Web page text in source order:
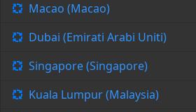
Macao (Macao)
Dubai (Emirati Arabi Uniti)
Singapore (Singapore)
Kuala Lumpur (Malaysia)